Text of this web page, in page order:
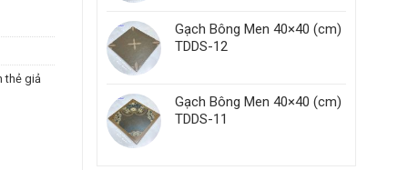
Gạch Bông Men 40×40 (cm)
TDDS-12
Gạch Bông Men 40×40 (cm)
TDDS-11
thẻ giả